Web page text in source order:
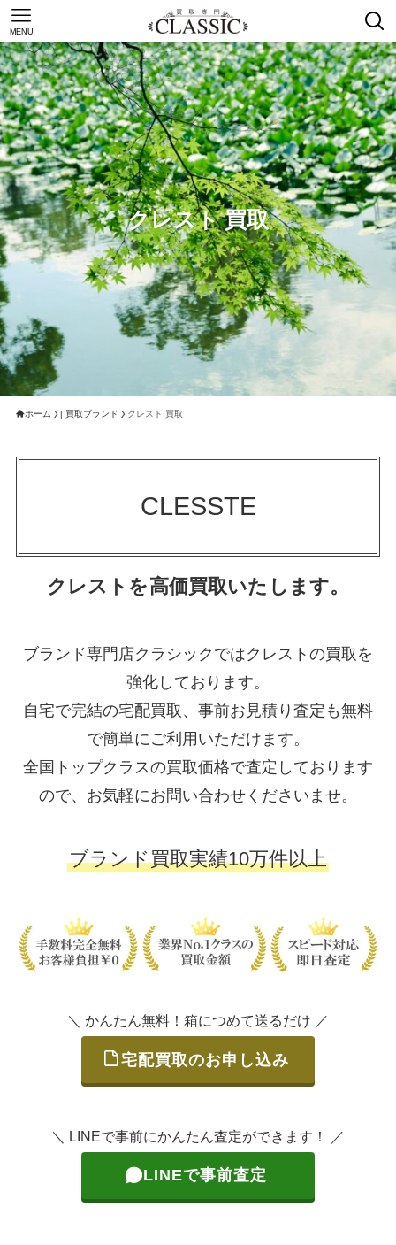
MENU
クレスト 買取
ホーム | 買取ブランド クレスト 買取
CLESSTE
クレストを高価買取いたします。
ブランド専門店クラシックではクレストの買取を
強化しております。
自宅で完結の宅配買取、事前お見積り査定も無料
で簡単にご利用いただけます。
全国トップクラスの買取価格で査定しております
ので、お気軽にお問い合わせくださいませ。
ブランド買取実績10万件以上
＼ かんたん無料！箱につめて送るだけ ／
宅配買取のお申し込み
＼ LINEで事前にかんたん査定ができます！ ／
LINEで事前査定